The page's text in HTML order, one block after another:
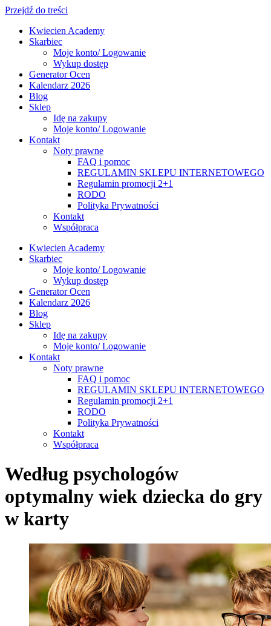
Przejdź do treści
Kwiecien Academy
Skarbiec
Moje konto/ Logowanie
Wykup dostęp
Generator Ocen
Kalendarz 2026
Blog
Sklep
Idę na zakupy
Moje konto/ Logowanie
Kontakt
Noty prawne
FAQ i pomoc
REGULAMIN SKLEPU INTERNETOWEGO
Regulamin promocji 2+1
RODO
Polityka Prywatności
Kontakt
Współpraca
Kwiecien Academy
Skarbiec
Moje konto/ Logowanie
Wykup dostęp
Generator Ocen
Kalendarz 2026
Blog
Sklep
Idę na zakupy
Moje konto/ Logowanie
Kontakt
Noty prawne
FAQ i pomoc
REGULAMIN SKLEPU INTERNETOWEGO
Regulamin promocji 2+1
RODO
Polityka Prywatności
Kontakt
Współpraca
Według psychologów
optymalny wiek dziecka do gry
w karty